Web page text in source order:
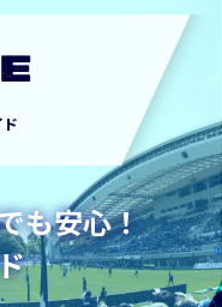
も安心！